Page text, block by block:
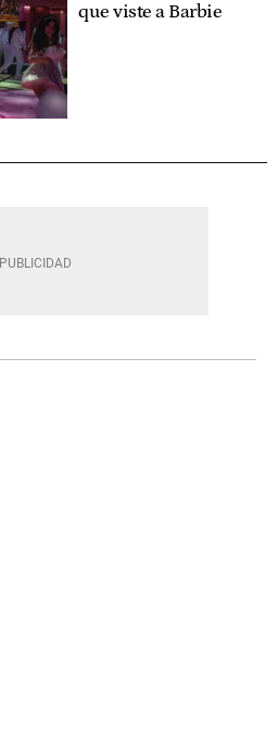
que viste a Barbie